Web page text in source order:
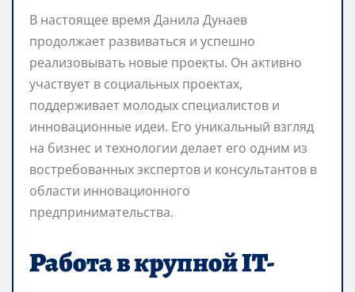
В настоящее время Данила Дунаев
продолжает развиваться и успешно
реализовывать новые проекты. Он активно
участвует в социальных проектах,
поддерживает молодых специалистов и
инновационные идеи. Его уникальный взгляд
на бизнес и технологии делает его одним из
востребованных экспертов и консультантов в
области инновационного
предпринимательства.
Работа в крупной IT-